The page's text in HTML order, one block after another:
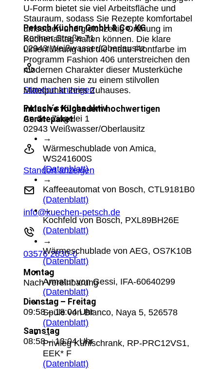
Petsch Küchen GmbH & Co. KG
Berliner Straße 71
02943 Weißwasser/Oberlausitz
Standort anzeigen
Petsch´s Küche aktiv
An der Ziegelei 1
02943 Weißwasser/Oberlausitz
Standort anzeigen
info@kuechen-petsch.de
03576 2830-0
Montag
Nach Vereinbarung
Dienstag – Freitag
09:58 – 18:04 Uhr
Samstag
08:58 – 13:04 Uhr
U-Form bietet sie viel Arbeitsfläche und
Stauraum, sodass Sie Rezepte komfortabel
umsetzen und gleichzeitig Ordnung im
Küchenalltag halten können. Die klare
Linienführung und die matte Frontfarbe im
Programm Fashion 406 unterstreichen den
modernen Charakter dieser Musterküche
und machen sie zu einem stilvollen
Mittelpunkt Ihres Zuhauses.
inklusive folgendem hochwertigen
Gerätepaket:
→
Wärmeschublade von Amica,
WS241600S
(Datenblatt)
→
Kaffeeautomat von Bosch, CTL9181B0
(Datenblatt)
→
Kochfeld von Bosch, PXL89BH26E
(Datenblatt)
→
Wärmeschublade von AEG, OS7K10B
(Datenblatt)
→
Armatur von Gessi, IFA-60640299
(Datenblatt)
→
Spüle von Blanco, Naya 5, 526578
(Datenblatt)
→
Privileg Kühlschrank, RP-PRC12VS1,
EEK* F
(Datenblatt)